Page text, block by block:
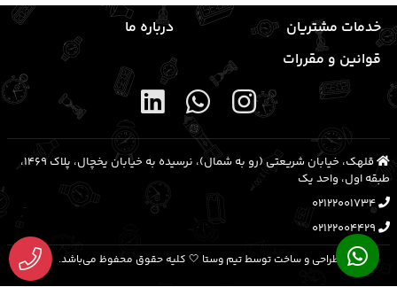
خدمات مشتریان
درباره ما
قوانین و مقررات
قلهک، خیابان شریعتی (رو به شمال)، نرسیده به خیابان یخچال، پلاک ۱۴۶۹،
طبقه اول، واحد یک
02122001734
02122004429
طراحی و ساخت توسط تیم وستا 🤍 کلیه حقوق محفوظ می‌باشد.